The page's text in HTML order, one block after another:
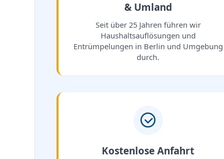
& Umland
Seit über 25 Jahren führen wir
Haushaltsauflösungen und
Entrümpelungen in Berlin und Umgebung
durch.
Kostenlose Anfahrt